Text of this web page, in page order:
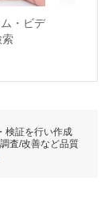
・ビデ
索
検証を行い作成
査/改善など品質